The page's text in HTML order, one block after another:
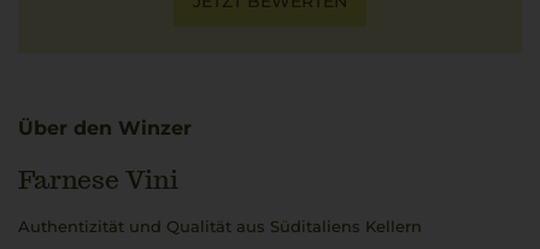
Über den Winzer
Farnese Vini
Authentizität und Qualität aus Süditaliens Kellern